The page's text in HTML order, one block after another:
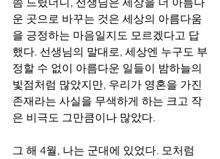
운 곳으로 바꾸는 것은 세상의 아름다움
을 긍정하는 마음일지도 모르겠다고 답
했다. 선생님의 말대로, 세상엔 누구도 부
정할 수 없이 아름다운 일들이 밤하늘의
빛점처럼 많았지만, 우리가 영혼을 가진
존재라는 사실을 무색하게 하는 크고 작
은 비극도 그만큼이나 많았다.
그 해 4월, 나는 군대에 있었다. 모처럼